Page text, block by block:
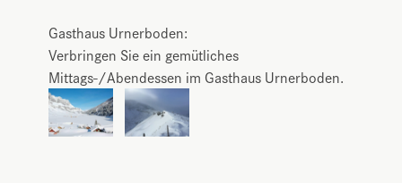
Gasthaus Urnerboden:
Verbringen Sie ein gemütliches
Mittags-/Abendessen im Gasthaus Urnerboden.